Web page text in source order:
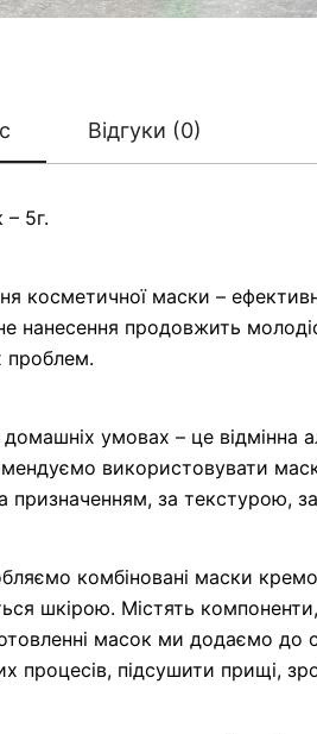
Відгуки (0)
5г.
косметичної маски –
нанесення продовжить
проблем.
умовах – це відмінна
використовувати
призначенням, за текстурою,
комбіновані маски
шкірою. Містять
масок ми додаємо до
процесів, підсушити прищі,